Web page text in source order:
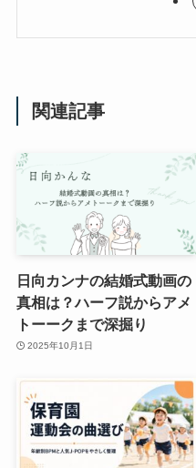
関連記事
日向カンナの結婚式動画の
真相は？ハーフ説からアメ
トーークまで深掘り
2025年10月1日